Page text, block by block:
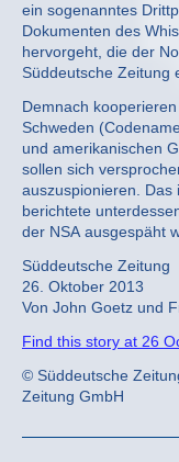
ein sogenanntes
Dokumenten des
hervorgeht, die der
Süddeutsche Zeitung
Demnach
Schweden
und amerikanischen
sollen sich
auszuspionieren. Das
berichtete
der NSA ausgespäht
Süddeutsche Zeitung
26. Oktober 2013
Von John Goetz und
Find this story at 26
© Süddeutsche
Zeitung GmbH